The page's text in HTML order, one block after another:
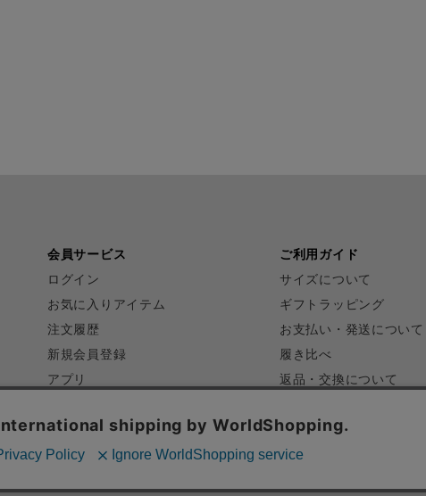
会員サービス
ログイン
お気に入りアイテム
注文履歴
新規会員登録
アプリ
ご利用ガイド
サイズについて
ギフトラッピング
お支払い・発送について
履き比べ
返品・交換について
お問い合わせ